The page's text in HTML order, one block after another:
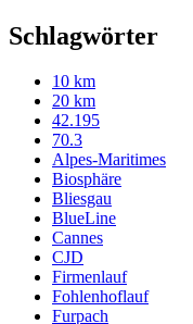
Schlagwörter
10 km
20 km
42.195
70.3
Alpes-Maritimes
Biosphäre
Bliesgau
BlueLine
Cannes
CJD
Firmenlauf
Fohlenhoflauf
Furpach